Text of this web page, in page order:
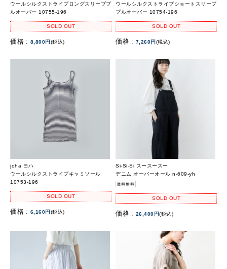
ウールシルクストライプロングスリーブプ
ルオーバー 10755-196
SOLD OUT
価格 : 8,800円(税込)
ウールシルクストライプショートスリーブ
プルオーバー 10754-196
SOLD OUT
価格 : 7,260円(税込)
joha ヨハ
ウールシルクストライプキャミソール
10753-196
SOLD OUT
価格 : 6,160円(税込)
Si-Si-Si スースースー
デニム オーバーオール n-609-yh
SOLD OUT
価格 : 26,400円(税込)